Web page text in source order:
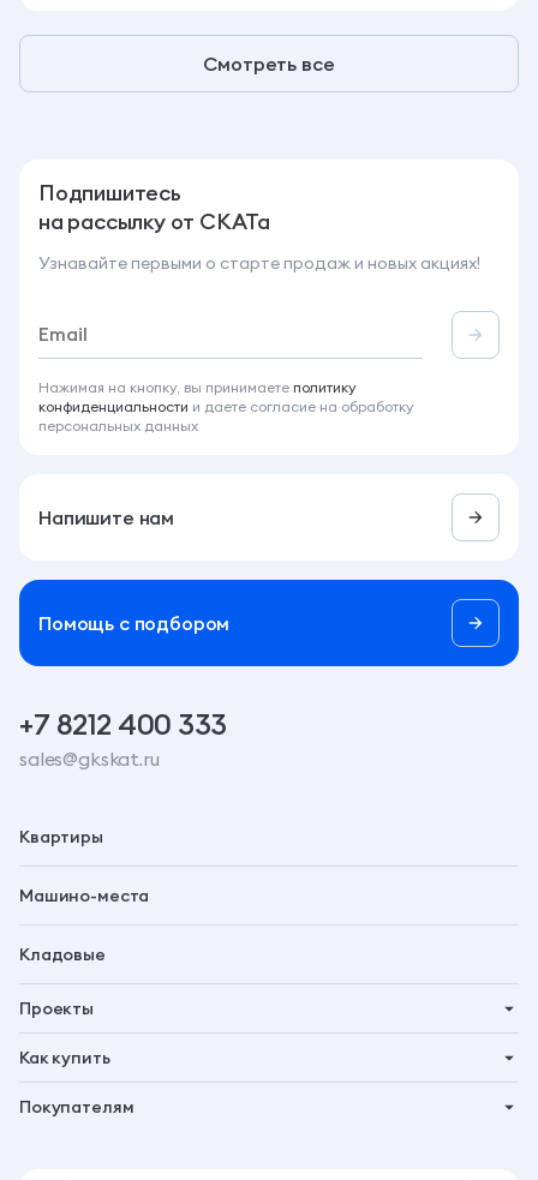
Смотреть все
Подпишитесь
на рассылку от СКАТа
Узнавайте первыми о старте продаж и новых акциях!
Нажимая на кнопку, вы принимаете политику
конфиденциальности и даете согласие на обработку
персональных данных
Напишите нам
Помощь c подбором
+7 8212 400 333
sales@gkskat.ru
Квартиры
Машино-места
Кладовые
Проекты
Бьярма
Как купить
Покупателям